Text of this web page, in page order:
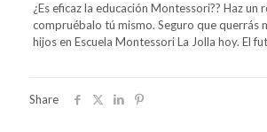
¿Es eficaz la educación Montessori?? Haz un
compruébalo tú mismo. Seguro que querrás
hijos en Escuela Montessori La Jolla hoy. El
Share